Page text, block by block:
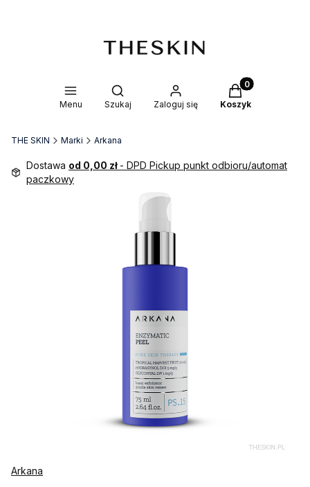
Menu
Otwórz wyszukiwarkę
Szukaj Zaloguj się
Produkty w
Koszyk
THE SKIN Marki Arkana
Dostawa od 0,00 zł - DPD Pickup punkt odbioru/automat
paczkowy
Arkana